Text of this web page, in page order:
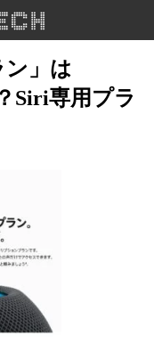
ン」は
Siri専用プラ